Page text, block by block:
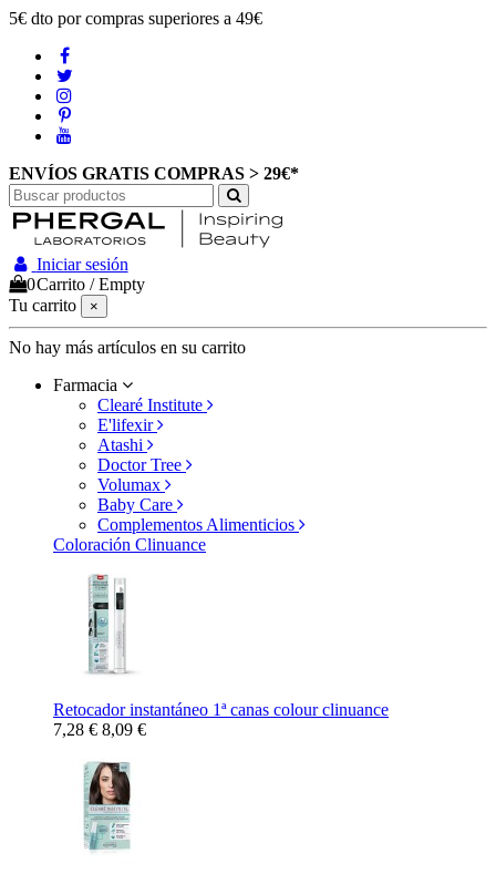
5€ dto por compras superiores a 49€
ENVÍOS GRATIS COMPRAS > 29€*
Iniciar sesión
0Carrito /Empty
Tu carrito
×
No hay más artículos en su carrito
Farmacia
Clearé Institute
E'lifexir
Atashi
Doctor Tree
Volumax
Baby Care
Complementos Alimenticios
Coloración Clinuance
Retocador instantáneo 1ª canas colour clinuance
7,28 € 8,09 €